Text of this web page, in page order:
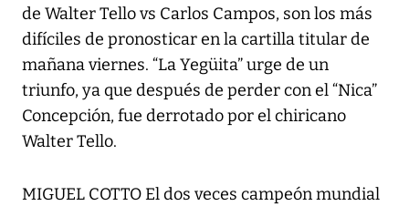
de Walter Tello vs Carlos Campos, son los más
difíciles de pronosticar en la cartilla titular de
mañana viernes. “La Yegüita” urge de un
triunfo, ya que después de perder con el “Nica”
Concepción, fue derrotado por el chiricano
Walter Tello.
MIGUEL COTTO El dos veces campeón mundial